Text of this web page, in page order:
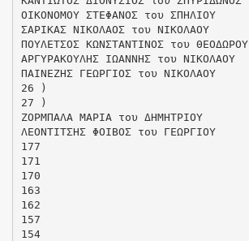
ΟΙΚΟΝΟΜΟΥ ΣΤΕΦΑΝΟΣ του ΣΠΗΛΙΟΥ
ΣΑΡΙΚΑΣ ΝΙΚΟΛΑΟΣ του ΝΙΚΟΛΑΟΥ
ΠΟΥΛΕΤΣΟΣ ΚΩΝΣΤΑΝΤΙΝΟΣ του ΘΕΟΔΩΡΟΥ
ΑΡΓΥΡΑΚΟΥΛΗΣ ΙΩΑΝΝΗΣ του ΝΙΚΟΛΑΟΥ
ΠΑΙΝΕΖΗΣ ΓΕΩΡΓΙΟΣ του ΝΙΚΟΛΑΟΥ
26 )
27 )
ΖΟΡΜΠΑΛΑ ΜΑΡΙΑ του ΔΗΜΗΤΡΙΟΥ
ΛΕΟΝΤΙΤΣΗΣ ΦΟΙΒΟΣ του ΓΕΩΡΓΙΟΥ
177
171
170
163
162
157
154